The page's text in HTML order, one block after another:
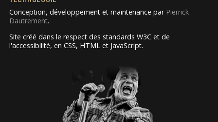
Conception, développement et maintenance par Pierrick
Dautrement.
Site créé dans le respect des standards W3C et de
l'accessibilité, en CSS, HTML et JavaScript.